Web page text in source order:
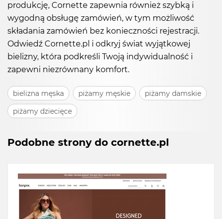
produkcję, Cornette zapewnia również szybką i
wygodną obsługę zamówień, w tym możliwość
składania zamówień bez konieczności rejestracji.
Odwiedź Cornette.pl i odkryj świat wyjątkowej
bielizny, która podkreśli Twoją indywidualność i
zapewni niezrównany komfort.
bielizna męska piżamy męskie
piżamy damskie
piżamy dziecięce
Podobne strony do cornette.pl